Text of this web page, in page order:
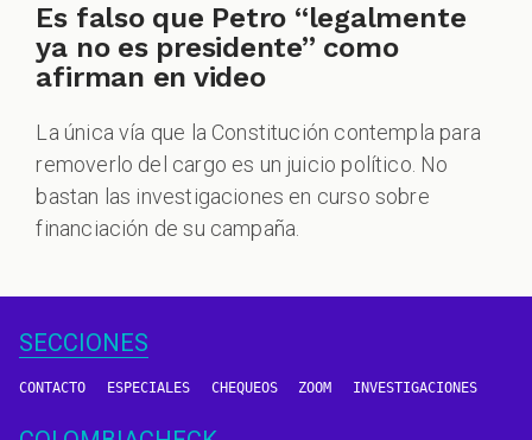
Es falso que Petro “legalmente
ya no es presidente” como
afirman en video
La única vía que la Constitución contempla para
removerlo del cargo es un juicio político. No
bastan las investigaciones en curso sobre
financiación de su campaña.
SECCIONES
CONTACTO ESPECIALES CHEQUEOS ZOOM INVESTIGACIONES